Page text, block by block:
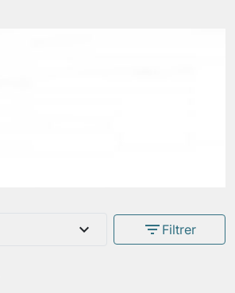
expand_more filter_list Filtrer